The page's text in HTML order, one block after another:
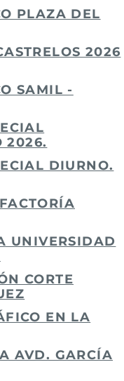
PLAZA DEL
2026
SAMIL -
2026.
DIURNO.
UNIVERSIDAD
CORTE
EN LA
AVD. GARCÍA